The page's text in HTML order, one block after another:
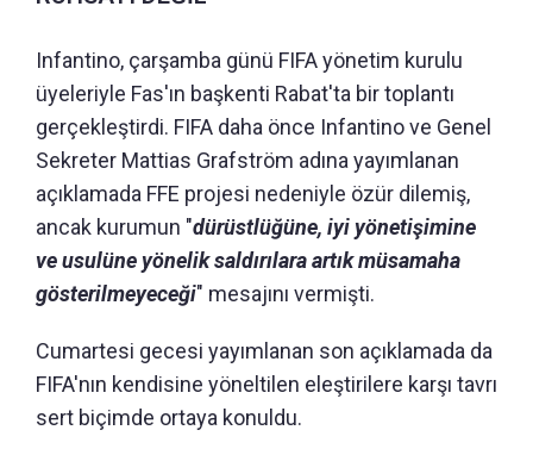
Infantino, çarşamba günü FIFA yönetim kurulu
üyeleriyle Fas'ın başkenti Rabat'ta bir toplantı
gerçekleştirdi. FIFA daha önce Infantino ve Genel
Sekreter Mattias Grafström adına yayımlanan
açıklamada FFE projesi nedeniyle özür dilemiş,
ancak kurumun "dürüstlüğüne, iyi yönetişimine
ve usulüne yönelik saldırılara artık müsamaha
gösterilmeyeceği" mesajını vermişti.
Cumartesi gecesi yayımlanan son açıklamada da
FIFA'nın kendisine yöneltilen eleştirilere karşı tavrı
sert biçimde ortaya konuldu.